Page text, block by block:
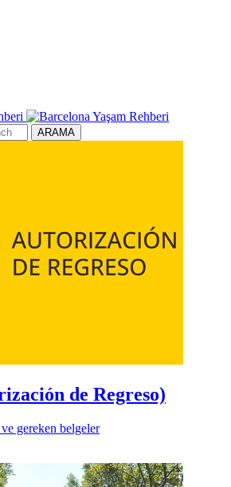
ARAMA
de Regreso)
gereken belgeler